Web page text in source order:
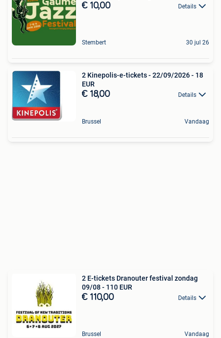
€ 10,00 Details
Stembert 30 jul 26
2 Kinepolis-e-tickets - 22/09/2026 - 18
EUR
€ 18,00 Details
Brussel Vandaag
2 E-tickets Dranouter festival zondag
09/08 - 110 EUR
€ 110,00 Details
Brussel Vandaag